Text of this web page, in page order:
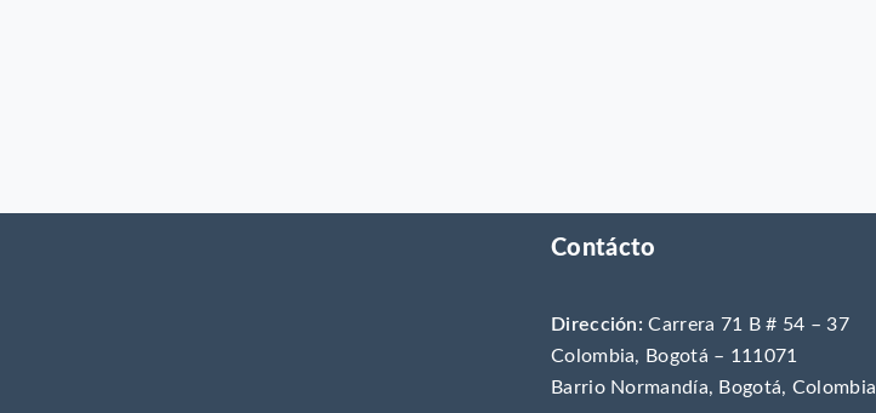
Contácto
Dirección:Carrera 71 B # 54 – 37
Colombia, Bogotá – 111071
Barrio Normandía, Bogotá, Colombia